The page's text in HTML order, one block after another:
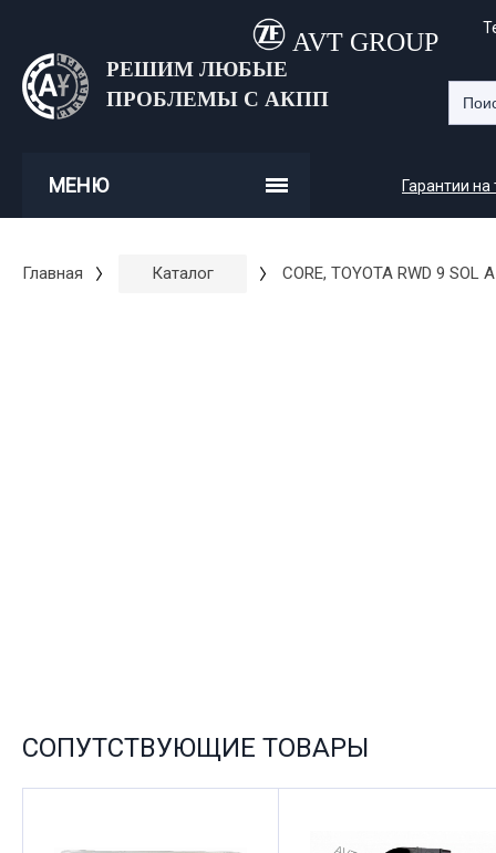
AVT GROUP
РЕШИМ ЛЮБЫЕ
ПРОБЛЕМЫ С АКПП
МЕНЮ Гарантии на
Главная Каталог CORE, TOYOTA RWD 9 SOL
СОПУТСТВУЮЩИЕ ТОВАРЫ